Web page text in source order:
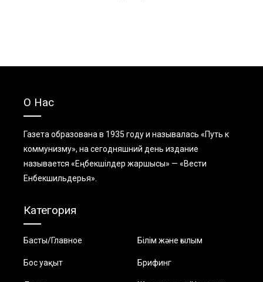
О Нас
Газета образована в 1935 году и называлась «Путь к
коммунизму», на сегодняшний день издание
называется «Еңбекшiлдер жаршысы» — «Вести
Енбекшильдерья».
Категория
Басты/Главное Білім және ғылым
Бос уақыт Брифинг